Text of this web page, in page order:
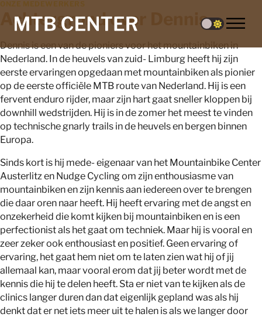
Achtergrond over Dennis
Dennis is een van de pioniers voor het mountainbiken in
Nederland. In de heuvels van zuid- Limburg heeft hij zijn
eerste ervaringen opgedaan met mountainbiken als pionier
op de eerste officiële MTB route van Nederland. Hij is een
fervent enduro rijder, maar zijn hart gaat sneller kloppen bij
downhill wedstrijden. Hij is in de zomer het meest te vinden
op technische gnarly trails in de heuvels en bergen binnen
Europa.
Sinds kort is hij mede- eigenaar van het Mountainbike Center
Austerlitz en Nudge Cycling om zijn enthousiasme van
mountainbiken en zijn kennis aan iedereen over te brengen
die daar oren naar heeft. Hij heeft ervaring met de angst en
onzekerheid die komt kijken bij mountainbiken en is een
perfectionist als het gaat om techniek. Maar hij is vooral en
zeer zeker ook enthousiast en positief. Geen ervaring of
ervaring, het gaat hem niet om te laten zien wat hij of jij
allemaal kan, maar vooral erom dat jij beter wordt met de
kennis die hij te delen heeft. Sta er niet van te kijken als de
clinics langer duren dan dat eigenlijk gepland was als hij
denkt dat er net iets meer uit te halen is als we langer door